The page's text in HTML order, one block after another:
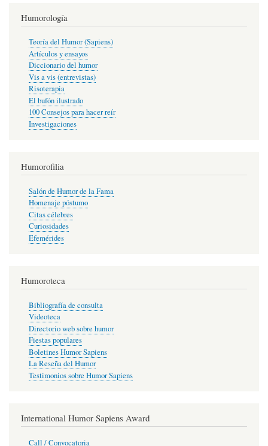
Humorología
Teoría del Humor (Sapiens)
Artículos y ensayos
Diccionario del humor
Vis a vis (entrevistas)
Risoterapia
El bufón ilustrado
100 Consejos para hacer reír
Investigaciones
Humorofilia
Salón de Humor de la Fama
Homenaje póstumo
Citas célebres
Curiosidades
Efemérides
Humoroteca
Bibliografía de consulta
Videoteca
Directorio web sobre humor
Fiestas populares
Boletines Humor Sapiens
La Reseña del Humor
Testimonios sobre Humor Sapiens
International Humor Sapiens Award
Call / Convocatoria